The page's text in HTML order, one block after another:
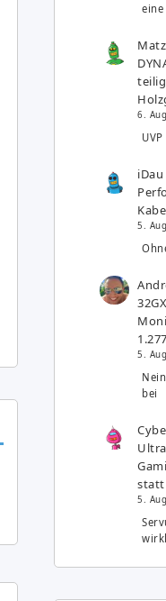
eine
6.
5.
5.
bei
statt
5.